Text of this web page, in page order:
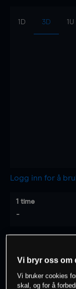
1D 3D 1U
Logg inn for å
1 time
-
-
Vi bryr oss om
Vi bruker cookies
skal, og for å